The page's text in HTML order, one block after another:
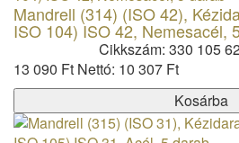
Mandrell (314) (ISO 42),
ISO 104) ISO 42, Nemesacél,
Cikkszám: 330 105
13 090 Ft Nettó: 10 307 Ft
Kosárba